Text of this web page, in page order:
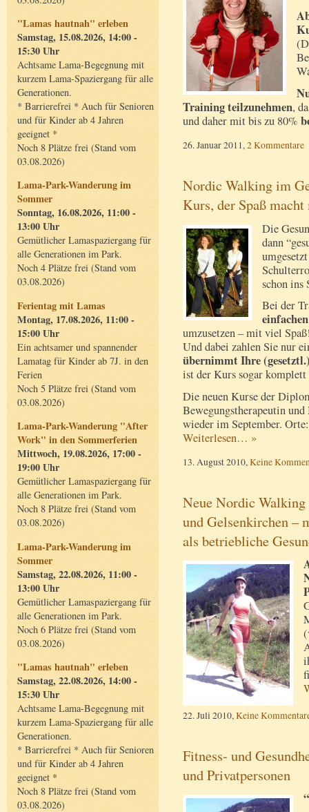
"Lamas hautnah" erleben
Samstag, 15.08.2026, 14:00 -
15:30 Uhr
Achtsame Lama-Begegnung mit
kurzem Lama-Spaziergang für alle
Generationen.
* Barrierefrei * Auch für Senioren
und für Kinder ab 4 Jahren
geeignet *
Noch 8 Plätze frei (Stand vom
03.08.2026)
Lama-Park-Wanderung im
Sommer
Sonntag, 16.08.2026, 11:00 -
13:00 Uhr
Gemütlicher Lamaspaziergang für
alle Generationen im Park.
Noch 4 Plätze frei (Stand vom
03.08.2026)
Ferientag mit Lamas
Montag, 17.08.2026, 11:00 -
15:00 Uhr
Ein achtsamer und spannender
Lamatag für Kinder ab 7J. in den
Ferien
Noch 5 Plätze frei (Stand vom
03.08.2026)
Lama-Park-Wanderung "After
Work" in den Sommerferien
Mittwoch, 19.08.2026, 17:00 -
19:00 Uhr
Gemütlicher Lamaspaziergang für
alle Generationen im Park.
Noch 8 Plätze frei (Stand vom
03.08.2026)
Lama-Park-Wanderung im
Sommer
Samstag, 22.08.2026, 11:00 -
13:00 Uhr
Gemütlicher Lamaspaziergang für
alle Generationen im Park.
Noch 6 Plätze frei (Stand vom
03.08.2026)
"Lamas hautnah" erleben
Samstag, 22.08.2026, 14:00 -
15:30 Uhr
Achtsame Lama-Begegnung mit
kurzem Lama-Spaziergang für alle
Generationen.
* Barrierefrei * Auch für Senioren
und für Kinder ab 4 Jahren
geeignet *
Noch 8 Plätze frei (Stand vom
03.08.2026)
Training teilzunehmen,
und daher mit bis zu 80%
26. Januar 2011,2 Kommentare
Nordic Walking im
Kurs, der Spaß
Die
dann
schon ins
Bei der
umzusetzen – mit viel
Und dabei zahlen Sie nur
übernimmt Ihre
ist der Kurs sogar
Die neuen Kurse der
Bewegungstherapeutin
wieder im September.
Weiterlesen… »
13. August 2010,Keine
Neue Nordic Walking
und Gelsenkirchen –
als betriebliche
22. Juli 2010,Keine
Fitness- und
und Privatpersonen